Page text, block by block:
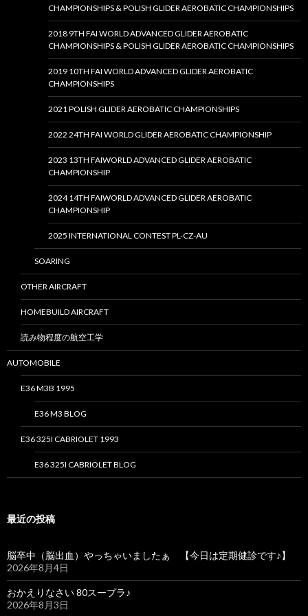
CHAMPIONSHIPS & POLISH GLIDER AEROBATIC CHAMPIONSHIPS
2018 9TH FAI WORLD ADVANCED GLIDER AEROBATIC
CHAMPIONSHIPS & POLISH GLIDER AEROBATIC CHAMPIONSHIPS
2019 10TH FAI WORLD ADVANCED GLIDER AEROBATIC
CHAMPIONSHIPS
2021 POLISH GLIDER AEROBATIC CHAMPIONSHIPS
2022 24TH FAI WORLD GLIDER AEROBATIC CHAMPIONSHIP
2023 13TH FAIWORLD ADVANCED GLIDER AEROBATIC
CHAMPIONSHIP
2024 14TH FAIWORLD ADVANCED GLIDER AEROBATIC
CHAMPIONSHIP
2025 INTERNATIONAL CONTEST PL-CZ-AU
SOARING
OTHER AIRCRAFT
HOMEBUILD AIRCRAFT
読み物程度の航空工学
AUTOMOBILE
E36 M3B 1995
E36 M3 BLOG
E36 325I CABRIOLET 1993
E36 325I CABRIOLET BLOG
最近の投稿
脳卒中（脳出血）やっちゃいましたぁ 【今日は定期健診です♪】
2026年8月4日
おかえりなさい 80スープラ♪
2026年8月3日